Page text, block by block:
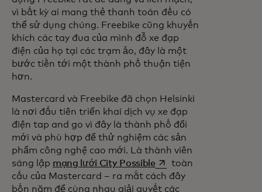
vì bất kỳ ai mang thẻ thanh toán đều có
thể sử dụng chúng. Freebike cũng khuyến
khích các tay đua của mình đỗ xe đạp
điện của họ tại các trạm ảo, đây là một
bước tiến tới một thành phố thuận tiện
hơn.
Mastercard và Freebike đã chọn Helsinki
là nơi đầu tiên triển khai dịch vụ xe đạp
điện tap and go vì đây là thành phố đổi
mới và phù hợp để thử nghiệm các sản
phẩm công nghệ cao mới. Là thành viên
sáng lập mạng lưới City Possibleopens in a new tab
toàn
cầu của Mastercard – ra mắt cách đây
bốn năm để cùng nhau giải quyết các